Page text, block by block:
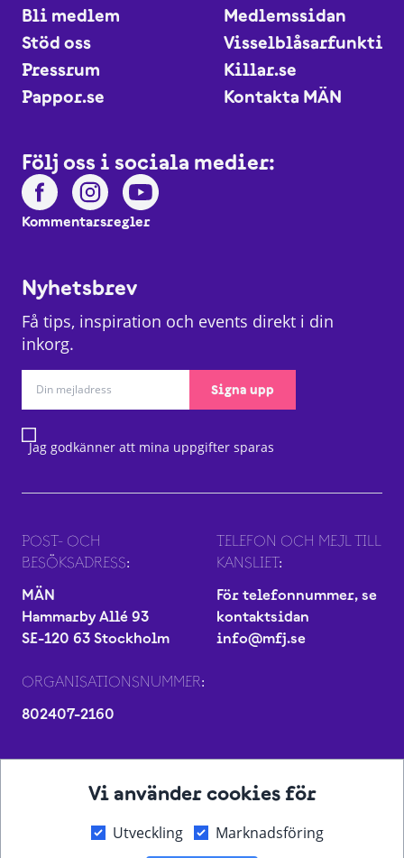
Vi använder cookies för
Utveckling Marknadsföring
Bli medlem
Medlemssidan
Stöd oss
Visselblåsarfunktion
Pressrum
Killar.se
Pappor.se
Kontakta MÄN
Följ oss i sociala medier:
Kommentarsregler
Nyhetsbrev
Få tips, inspiration och events direkt i din
inkorg.
Signa upp
Jag godkänner att mina uppgifter sparas
POST- OCH
BESÖKSADRESS:
MÄN
Hammarby Allé 93
SE-120 63 Stockholm
TELEFON OCH MEJL TILL
KANSLIET:
För telefonnummer, se
kontaktsidan
info@mfj.se
ORGANISATIONSNUMMER:
802407-2160